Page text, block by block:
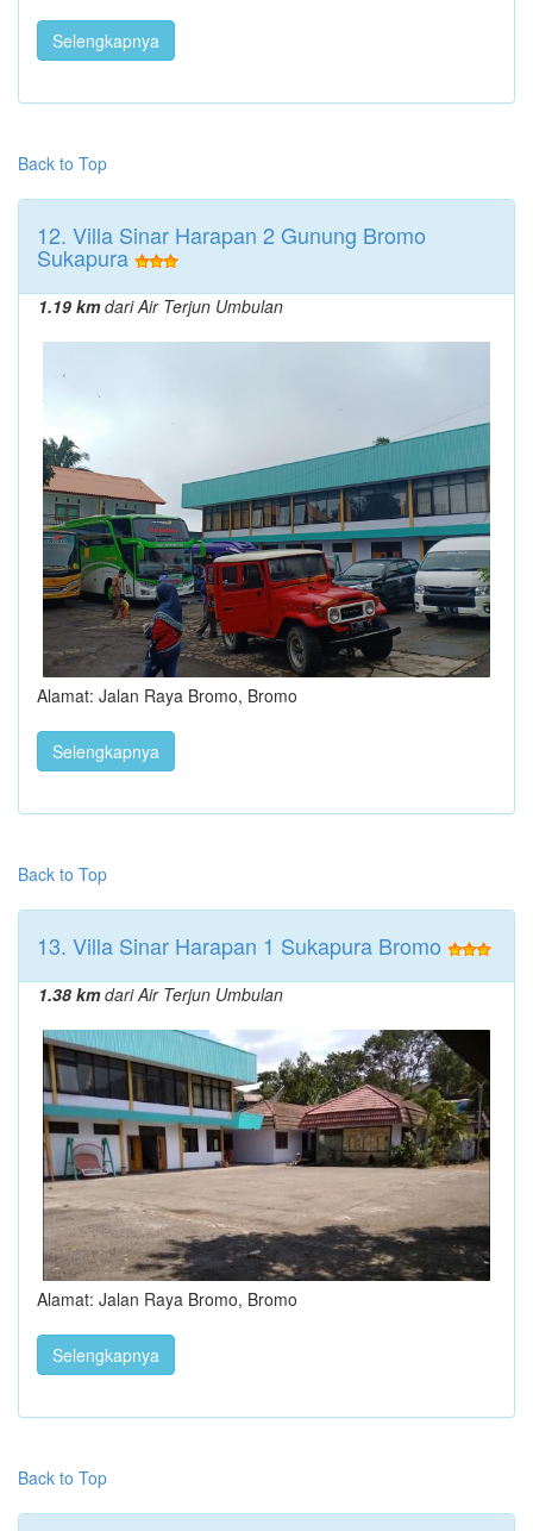
Selengkapnya
Back to Top
12. Villa Sinar Harapan 2 Gunung Bromo
Sukapura
1.19 kmdari Air Terjun Umbulan
Alamat: Jalan Raya Bromo, Bromo
Selengkapnya
Back to Top
13. Villa Sinar Harapan 1 Sukapura Bromo
1.38 kmdari Air Terjun Umbulan
Alamat: Jalan Raya Bromo, Bromo
Selengkapnya
Back to Top